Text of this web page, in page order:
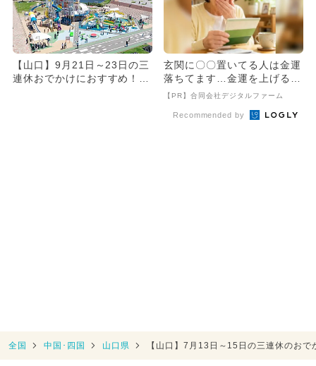
【山口】9月21日～23日の三
連休おでかけにおすすめ！人
玄関に〇〇置いてる人は金運
落ちてます…金運を上げる方
法とは
【PR】合同会社デジタルファーム
Recommended by
全国 中国･四国 山口県 【山口】7月13日～15日の三連休のお